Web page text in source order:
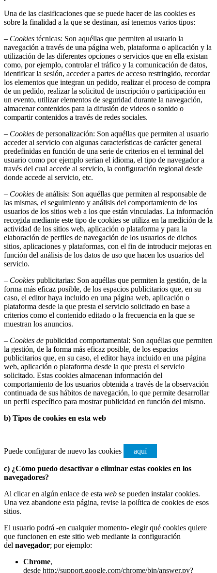
Una de las clasificaciones que se puede hacer de las cookies es
sobre la finalidad a la que se destinan, así tenemos varios tipos:
– Cookies técnicas: Son aquéllas que permiten al usuario la
navegación a través de una página web, plataforma o aplicación y la
utilización de las diferentes opciones o servicios que en ella existan
como, por ejemplo, controlar el tráfico y la comunicación de datos,
identificar la sesión, acceder a partes de acceso restringido, recordar
los elementos que integran un pedido, realizar el proceso de compra
de un pedido, realizar la solicitud de inscripción o participación en
un evento, utilizar elementos de seguridad durante la navegación,
almacenar contenidos para la difusión de videos o sonido o
compartir contenidos a través de redes sociales.
– Cookies de personalización: Son aquéllas que permiten al usuario
acceder al servicio con algunas características de carácter general
predefinidas en función de una serie de criterios en el terminal del
usuario como por ejemplo serian el idioma, el tipo de navegador a
través del cual accede al servicio, la configuración regional desde
donde accede al servicio, etc.
– Cookies de análisis: Son aquéllas que permiten al responsable de
las mismas, el seguimiento y análisis del comportamiento de los
usuarios de los sitios web a los que están vinculadas. La información
recogida mediante este tipo de cookies se utiliza en la medición de la
actividad de los sitios web, aplicación o plataforma y para la
elaboración de perfiles de navegación de los usuarios de dichos
sitios, aplicaciones y plataformas, con el fin de introducir mejoras en
función del análisis de los datos de uso que hacen los usuarios del
servicio.
– Cookies publicitarias: Son aquéllas que permiten la gestión, de la
forma más eficaz posible, de los espacios publicitarios que, en su
caso, el editor haya incluido en una página web, aplicación o
plataforma desde la que presta el servicio solicitado en base a
criterios como el contenido editado o la frecuencia en la que se
muestran los anuncios.
– Cookies de publicidad comportamental: Son aquéllas que permiten
la gestión, de la forma más eficaz posible, de los espacios
publicitarios que, en su caso, el editor haya incluido en una página
web, aplicación o plataforma desde la que presta el servicio
solicitado. Estas cookies almacenan información del
comportamiento de los usuarios obtenida a través de la observación
continuada de sus hábitos de navegación, lo que permite desarrollar
un perfil específico para mostrar publicidad en función del mismo.
b) Tipos de cookies en esta web
Puede configurar de nuevo las cookies aquí
c) ¿Cómo puedo desactivar o eliminar estas cookies en los
navegadores?
Al clicar en algún enlace de esta web se pueden instalar cookies.
Una vez abandone esta página, revise la política de cookies de esos
sitios.
El usuario podrá -en cualquier momento- elegir qué cookies quiere
que funcionen en este sitio web mediante la configuración
del navegador; por ejemplo:
Chrome,
desde http://support.google.com/chrome/bin/answer.py?